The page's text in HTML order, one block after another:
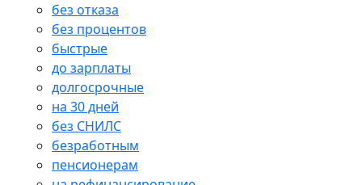
без отказа
без процентов
быстрые
до зарплаты
долгосрочные
на 30 дней
без СНИЛС
безработным
пенсионерам